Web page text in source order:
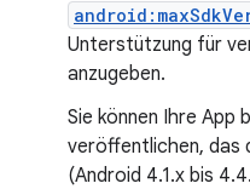
Unterstützung für
anzugeben.
Sie können Ihre App
veröffentlichen, das
(Android 4.1.x bis